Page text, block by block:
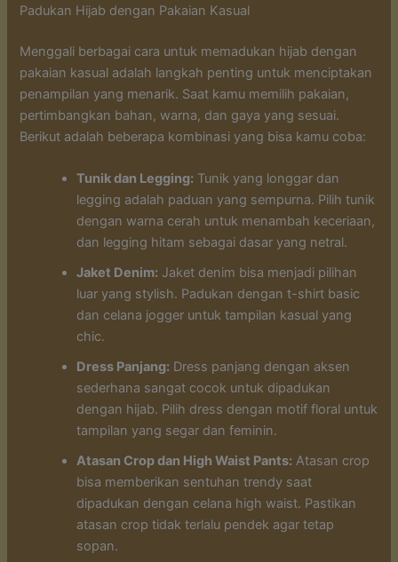
Padukan Hijab dengan Pakaian Kasual
Menggali berbagai cara untuk memadukan hijab dengan
pakaian kasual adalah langkah penting untuk menciptakan
penampilan yang menarik. Saat kamu memilih pakaian,
pertimbangkan bahan, warna, dan gaya yang sesuai.
Berikut adalah beberapa kombinasi yang bisa kamu coba:
Tunik dan Legging: Tunik yang longgar dan
legging adalah paduan yang sempurna. Pilih tunik
dengan warna cerah untuk menambah keceriaan,
dan legging hitam sebagai dasar yang netral.
Jaket Denim: Jaket denim bisa menjadi pilihan
luar yang stylish. Padukan dengan t-shirt basic
dan celana jogger untuk tampilan kasual yang
chic.
Dress Panjang: Dress panjang dengan aksen
sederhana sangat cocok untuk dipadukan
dengan hijab. Pilih dress dengan motif floral untuk
tampilan yang segar dan feminin.
Atasan Crop dan High Waist Pants: Atasan crop
bisa memberikan sentuhan trendy saat
dipadukan dengan celana high waist. Pastikan
atasan crop tidak terlalu pendek agar tetap
sopan.